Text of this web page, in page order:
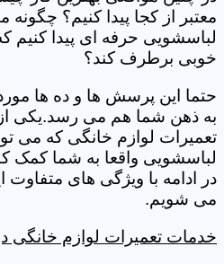
معتبر از کجا پیدا کنیم؟
لباسشویی حرفه ای پیدا کنیم
خوبی برطرف کند؟
حتما این پرسش ها و ده ها
به ذهن شما هم می رسد.یکی
تعمیرات لوازم خانگی که می
لباسشویی واقعا به شما کمک
در ادامه با ویژگی های
می شویم.
خدمات تعمیرات لوازم خانگی